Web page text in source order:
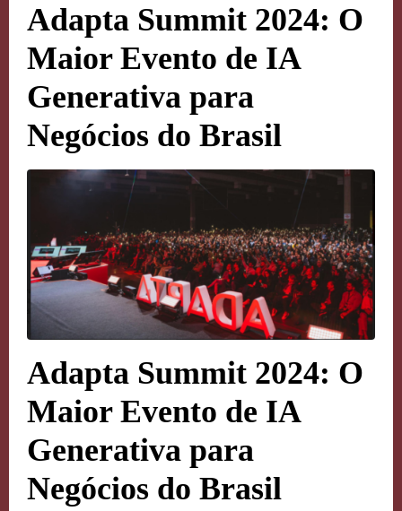
Adapta Summit 2024: O
Maior Evento de IA
Generativa para
Negócios do Brasil
Adapta Summit 2024: O
Maior Evento de IA
Generativa para
Negócios do Brasil